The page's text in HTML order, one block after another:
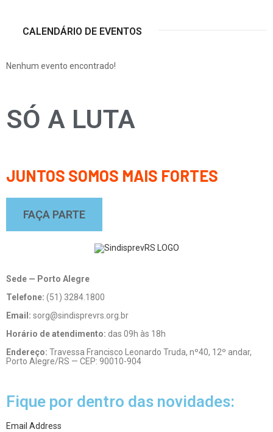
CALENDÁRIO DE EVENTOS
Nenhum evento encontrado!
SÓ A LUTA
JUNTOS SOMOS MAIS FORTES
FAÇA PARTE
Sede — Porto Alegre
Telefone: (51) 3284.1800
Email: sorg@sindisprevrs.org.br
Horário de atendimento: das 09h às 18h
Endereço: Travessa Francisco Leonardo Truda, nº40, 12º andar,
Porto Alegre/RS — CEP: 90010-904
Fique por dentro das novidades:
Email Address